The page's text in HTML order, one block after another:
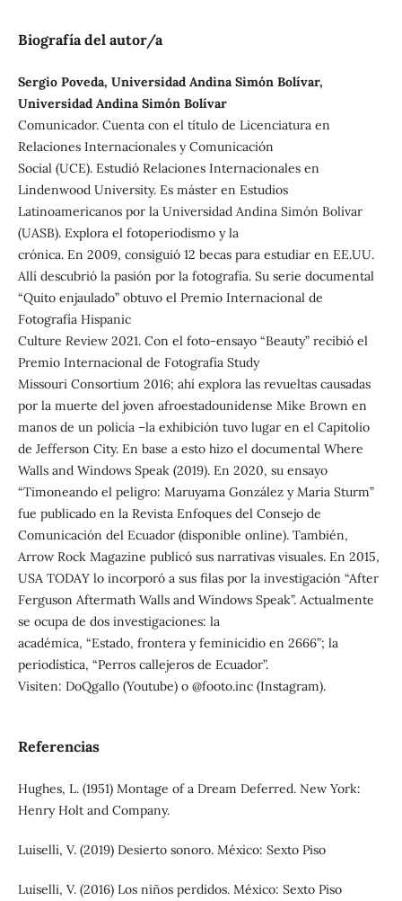
Biografía del autor/a
Sergio Poveda, Universidad Andina Simón Bolívar,
Universidad Andina Simón Bolívar
Comunicador. Cuenta con el título de Licenciatura en
Relaciones Internacionales y Comunicación
Social (UCE). Estudió Relaciones Internacionales en
Lindenwood University. Es máster en Estudios
Latinoamericanos por la Universidad Andina Simón Bolívar
(UASB). Explora el fotoperiodismo y la
crónica. En 2009, consiguió 12 becas para estudiar en EE.UU.
Allí descubrió la pasión por la fotografía. Su serie documental
“Quito enjaulado” obtuvo el Premio Internacional de
Fotografía Hispanic
Culture Review 2021. Con el foto-ensayo “Beauty” recibió el
Premio Internacional de Fotografía Study
Missouri Consortium 2016; ahí explora las revueltas causadas
por la muerte del joven afroestadounidense Mike Brown en
manos de un policía –la exhibición tuvo lugar en el Capitolio
de Jefferson City. En base a esto hizo el documental Where
Walls and Windows Speak (2019). En 2020, su ensayo
“Timoneando el peligro: Maruyama González y Maria Sturm”
fue publicado en la Revista Enfoques del Consejo de
Comunicación del Ecuador (disponible online). También,
Arrow Rock Magazine publicó sus narrativas visuales. En 2015,
USA TODAY lo incorporó a sus filas por la investigación “After
Ferguson Aftermath Walls and Windows Speak”. Actualmente
se ocupa de dos investigaciones: la
académica, “Estado, frontera y feminicidio en 2666”; la
periodística, “Perros callejeros de Ecuador”.
Visiten: DoQgallo (Youtube) o @footo.inc (Instagram).
Referencias
Hughes, L. (1951) Montage of a Dream Deferred. New York:
Henry Holt and Company.
Luiselli, V. (2019) Desierto sonoro. México: Sexto Piso
Luiselli, V. (2016) Los niños perdidos. México: Sexto Piso